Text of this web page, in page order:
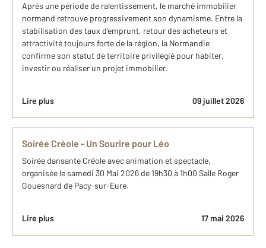
Après une période de ralentissement, le marché immobilier
normand retrouve progressivement son dynamisme. Entre la
stabilisation des taux d'emprunt, retour des acheteurs et
attractivité toujours forte de la région, la Normandie
confirme son statut de territoire privilégié pour habiter,
investir ou réaliser un projet immobilier.
Lire plus 09 juillet 2026
Soirée Créole - Un Sourire pour Léo
Soirée dansante Créole avec animation et spectacle,
organisée le samedi 30 Mai 2026 de 19h30 à 1h00 Salle Roger
Gouesnard de Pacy-sur-Eure.
Lire plus 17 mai 2026